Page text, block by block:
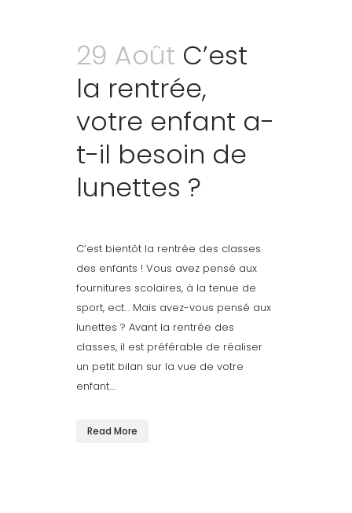
29 Août C’est
la rentrée,
votre enfant a-
t-il besoin de
lunettes ?
C’est bientôt la rentrée des classes
des enfants ! Vous avez pensé aux
fournitures scolaires, à la tenue de
sport, ect… Mais avez-vous pensé aux
lunettes ? Avant la rentrée des
classes, il est préférable de réaliser
un petit bilan sur la vue de votre
enfant....
Read More